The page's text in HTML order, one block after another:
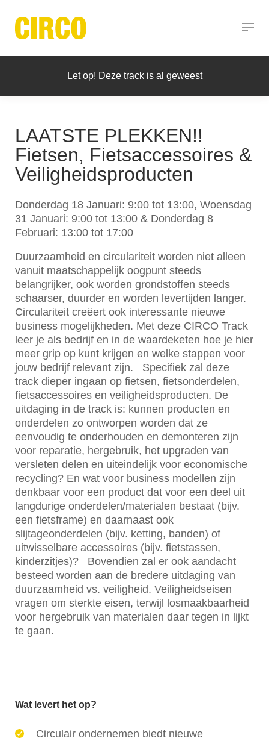
LAATSTE PLEKKEN!!
Fietsen, Fietsaccessoires &
Veiligheidsproducten
Donderdag 18 Januari: 9:00 tot 13:00, Woensdag
31 Januari: 9:00 tot 13:00 & Donderdag 8
Februari: 13:00 tot 17:00
Duurzaamheid en circulariteit worden niet alleen
vanuit maatschappelijk oogpunt steeds
belangrijker, ook worden grondstoffen steeds
schaarser, duurder en worden levertijden langer.
Circulariteit creëert ook interessante nieuwe
business mogelijkheden. Met deze CIRCO Track
leer je als bedrijf en in de waardeketen hoe je hier
meer grip op kunt krijgen en welke stappen voor
jouw bedrijf relevant zijn. ​ ​ Specifiek zal deze
track dieper ingaan op fietsen, fietsonderdelen,
fietsaccessoires en veiligheidsproducten. De
uitdaging in de track is: kunnen producten en
onderdelen zo ontworpen worden dat ze
eenvoudig te onderhouden en demonteren zijn
voor reparatie, hergebruik, het upgraden van
versleten delen en uiteindelijk voor economische
recycling? En wat voor business modellen zijn
denkbaar voor een product dat voor een deel uit
langdurige onderdelen/materialen bestaat (bijv.
een fietsframe) en daarnaast ook
slijtageonderdelen (bijv. ketting, banden) of
uitwisselbare accessoires (bijv. fietstassen,
kinderzitjes)? ​ ​ Bovendien zal er ook aandacht
besteed worden aan de bredere uitdaging van
duurzaamheid vs. veiligheid. Veiligheidseisen
vragen om sterkte eisen, terwijl losmaakbaarheid
voor hergebruik van materialen daar tegen in lijkt
te gaan.
Wat levert het op?
Circulair ondernemen biedt nieuwe
Let op! Deze track is al geweest